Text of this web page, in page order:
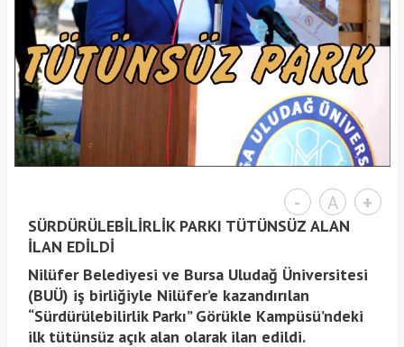
- A +
SÜRDÜRÜLEBİLİRLİK PARKI TÜTÜNSÜZ ALAN
İLAN EDİLDİ
Nilüfer Belediyesi ve Bursa Uludağ Üniversitesi
(BUÜ) iş birliğiyle Nilüfer’e kazandırılan
“Sürdürülebilirlik Parkı” Görükle Kampüsü’ndeki
ilk tütünsüz açık alan olarak ilan edildi.